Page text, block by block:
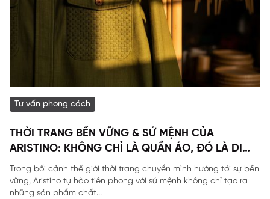
Tư vấn phong cách
THỜI TRANG BỀN VỮNG & SỨ MỆNH CỦA
ARISTINO: KHÔNG CHỈ LÀ QUẦN ÁO, ĐÓ LÀ DI
SẢN
Trong bối cảnh thế giới thời trang chuyển mình hướng tới sự bền
vững, Aristino tự hào tiên phong với sứ mệnh không chỉ tạo ra
những sản phẩm chất...